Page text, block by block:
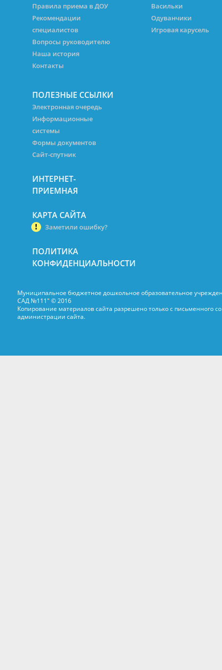
Правила приема в ДОУ
Рекомендации
специалистов
Вопросы руководителю
Наша история
Контакты
Васильки
Одуванчики
Игровая карусель
ПОЛЕЗНЫЕ ССЫЛКИ
Электронная очередь
Информационные
системы
Формы документов
Сайт-спутник
ИНТЕРНЕТ-
ПРИЕМНАЯ
КАРТА САЙТА
Заметили ошибку?
ПОЛИТИКА
КОНФИДЕНЦИАЛЬНОСТИ
Муниципальное бюджетное дошкольное образовательное
САД №111" © 2016
Копирование материалов сайта разрешено только с письменного
администрации сайта.